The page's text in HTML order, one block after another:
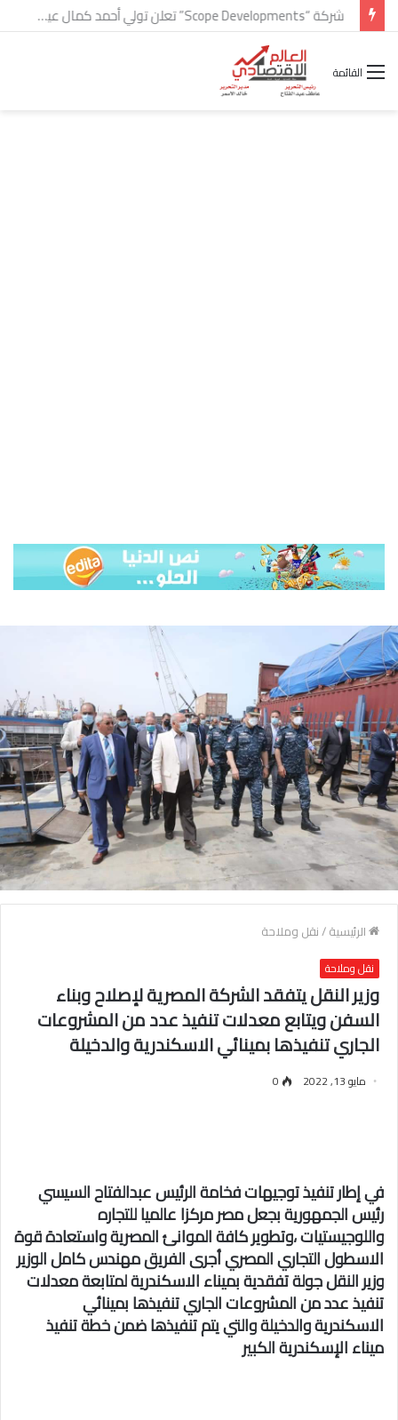
شركة “Scope Developments” تعلن تولي أحمد كمال عيسى منصب الرئيس التنفيذي للقطاع التجاري
القائمة
الرئيسية/نقل وملاحة
نقل وملاحة
وزير النقل يتفقد الشركة المصرية لإصلاح وبناء
السفن ويتابع معدلات تنفيذ عدد من المشروعات
الجاري تنفيذها بمينائي الاسكندرية والدخيلة
مايو 13, 2022 0
في إطار تنفيذ توجيهات فخامة الرئيس عبدالفتاح السيسي
رئيس الجمهورية بجعل مصر مركزا عالميا للتجاره
واللوجيستيات ،وتطوير كافة الموانئ المصرية واستعادة قوة
الاسطول التجاري المصري أجرى الفريق مهندس كامل الوزير
وزير النقل جولة تفقدية بميناء الاسكندرية لمتابعة معدلات
تنفيذ عدد من المشروعات الجاري تنفيذها بمينائي
الاسكندرية والدخيلة والتي يتم تنفيذها ضمن خطة تنفيذ
ميناء الإسكندرية الكبير